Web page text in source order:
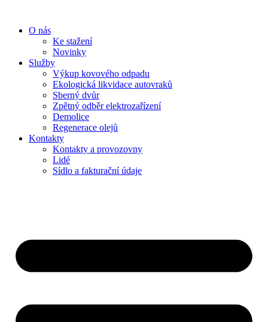
obsahuO nás
Ke stažení
Novinky
Služby
Výkup kovového odpadu
Ekologická likvidace autovraků
Sberný dvůr
Zpětný odběr elektrozařízení
Demolice
Regenerace olejů
Kontakty
Kontakty a provozovny
Lidé
Sídlo a fakturační údaje